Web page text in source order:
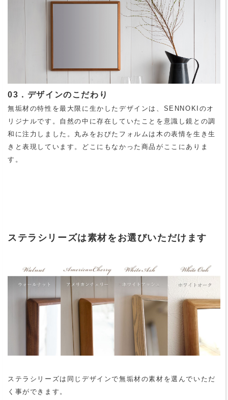
03．デザインのこだわり
無垢材の特性を最大限に生かしたデザインは、SENNOKIのオ
リジナルです。自然の中に存在していたことを意識し鏡との調
和に注力しました。丸みをおびたフォルムは木の表情を生き生
きと表現しています。どこにもなかった商品がここにありま
す。
ステラシリーズは素材をお選びいただけます
ステラシリーズは同じデザインで無垢材の素材を選んでいただ
く事ができます。